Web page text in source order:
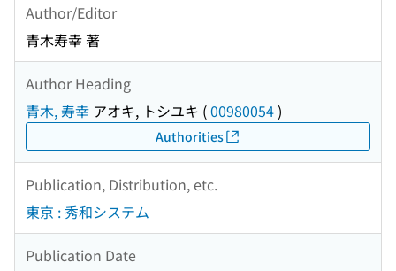
Author/Editor
青木寿幸 著
Author Heading
青木, 寿幸 アオキ, トシユキ (00980054)
Authorities
Publication, Distribution, etc.
東京 : 秀和システム
Publication Date